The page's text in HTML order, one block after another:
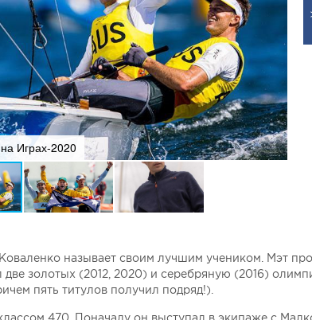
Играх-2020
называет своим лучшим учеником. Мэт
две золотых (2012, 2020) и серебряную (2016)
пять титулов получил подряд!).